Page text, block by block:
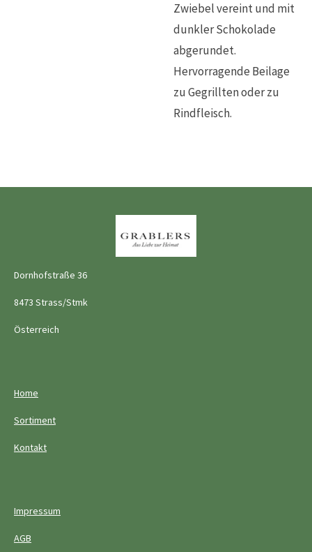
Zwiebel vereint und mit
dunkler Schokolade
abgerundet.
Hervorragende Beilage
zu Gegrillten oder zu
Rindfleisch.
Dornhofstraße 36
8473 Strass/Stmk
Österreich
Home
Sortiment
Kontakt
Impressum
AGB